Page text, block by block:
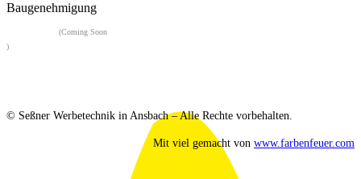
Baugenehmigung
(Coming Soon
)
© Seßner Werbetechnik in Ansbach – Alle Rechte vorbehalten.
Mit viel gemacht von www.farbenfeuer.com